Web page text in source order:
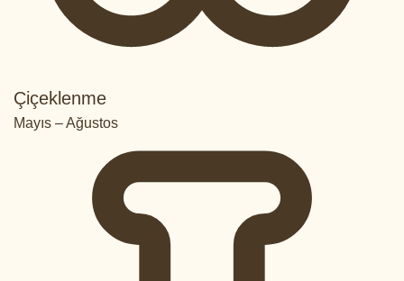
Çiçeklenme
Mayıs – Ağustos